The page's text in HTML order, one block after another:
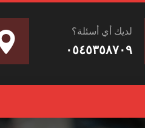
لديك أي أسئلة؟
٠٥٤٥٣٥٨٧٠٩